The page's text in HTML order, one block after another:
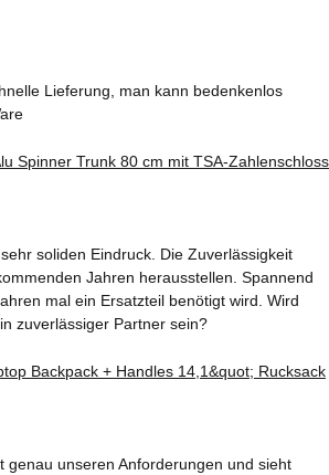
Lieferung, man kann bedenkenlos
soliden Eindruck. Die Zuverlässigkeit
Jahren herausstellen. Spannend
mal ein Ersatzteil benötigt wird. Wird
zuverlässiger Partner sein?
genau unseren Anforderungen und sieht